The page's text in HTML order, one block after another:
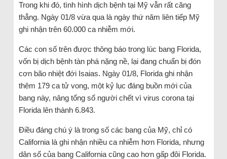
Trong khi đó, tình hình dịch bệnh tại Mỹ vẫn rất căng
thẳng. Ngày 01/8 vừa qua là ngày thứ năm liên tiếp Mỹ
ghi nhận trên 60.000 ca nhiễm mới.
Các con số trên được thông báo trong lúc bang Florida,
vốn bị dịch bệnh tàn phá nặng nề, lại đang chuẩn bị đón
cơn bão nhiệt đới Isaias. Ngày 01/8, Florida ghi nhận
thêm 179 ca tử vong, một kỷ lục đáng buồn mới của
bang này, nâng tổng số người chết vì virus corona tại
Florida lên thành 6.843.
Điều đáng chú ý là trong số các bang của Mỹ, chỉ có
California là ghi nhận nhiều ca nhiễm hơn Florida, nhưng
dân số của bang California cũng cao hơn gấp đôi Florida.